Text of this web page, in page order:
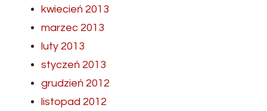
kwiecień 2013
marzec 2013
luty 2013
styczeń 2013
grudzień 2012
listopad 2012